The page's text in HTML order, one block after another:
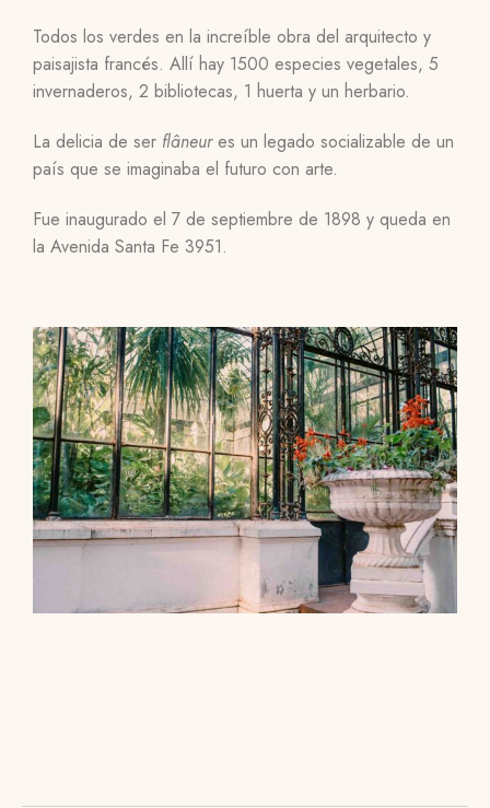
Todos los verdes en la increíble obra del arquitecto y
paisajista francés. Allí hay 1500 especies vegetales, 5
invernaderos, 2 bibliotecas, 1 huerta y un herbario.
La delicia de ser flâneures un legado socializable de un
país que se imaginaba el futuro con arte.
Fue inaugurado el 7 de septiembre de 1898 y queda en
la Avenida Santa Fe 3951.